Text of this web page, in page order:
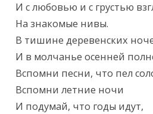
И с любовью и с грустью
На знакомые нивы.
В тишине деревенских
И в молчанье осенней
Вспомни песни, что пел
Вспомни летние ночи
И подумай, что годы идут,